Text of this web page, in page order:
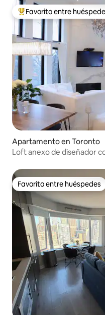
Favorito entre huéspedes
Favorito entre
Apartamento en Toronto
Loft anexo de diseñador
Favorito entre huéspedes
Favorito entre huéspedes